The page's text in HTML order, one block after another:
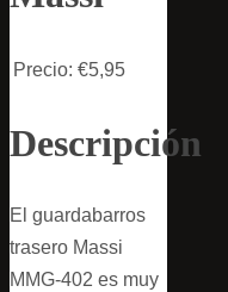
Precio: €5,95
Descripción
El guardabarros
trasero Massi
MMG-402 es muy